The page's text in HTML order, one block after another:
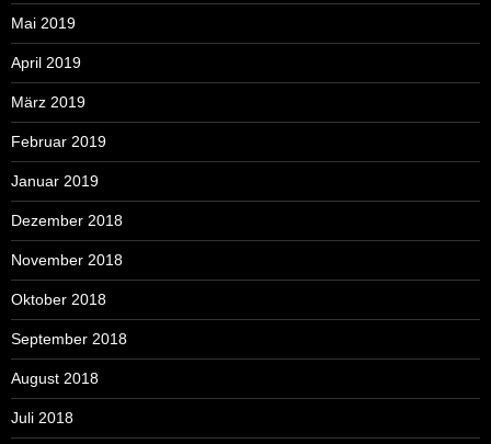
Mai 2019
April 2019
März 2019
Februar 2019
Januar 2019
Dezember 2018
November 2018
Oktober 2018
September 2018
August 2018
Juli 2018